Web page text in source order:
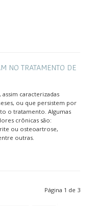
NO TRATAMENTO DE
caracterizadas
ou que persistem por
o tratamento. Algumas
crônicas são:
ou osteoartrose,
outras.
Página 1 de 3